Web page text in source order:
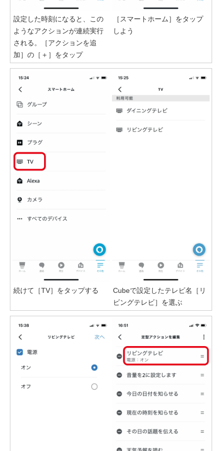
設定した時刻になると、この
ようなアクションが連続実行
される。［アクションを追
加］の［＋］をタップ
［スマートホーム］をタップ
しよう
続けて［TV］をタップする
Cubeで設定したテレビ名［リ
ビングテレビ］を選ぶ